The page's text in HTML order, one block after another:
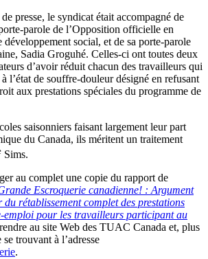
presse, le syndicat était accompagné de
parole de l’Opposition officielle en
développement social, et de sa porte-parole
Sadia Groguhé. Celles-ci ont toutes deux
d’avoir réduit chacun des travailleurs qui
l’état de souffre-douleur désigné en refusant
aux prestations spéciales du programme de
saisonniers faisant largement leur part
du Canada, ils méritent un traitement
Sims.
au complet une copie du rapport de
Escroquerie canadienne! : Argument
rétablissement complet des prestations
emploi pour les travailleurs participant au
au site Web des TUAC Canada et, plus
trouvant à l’adresse
.